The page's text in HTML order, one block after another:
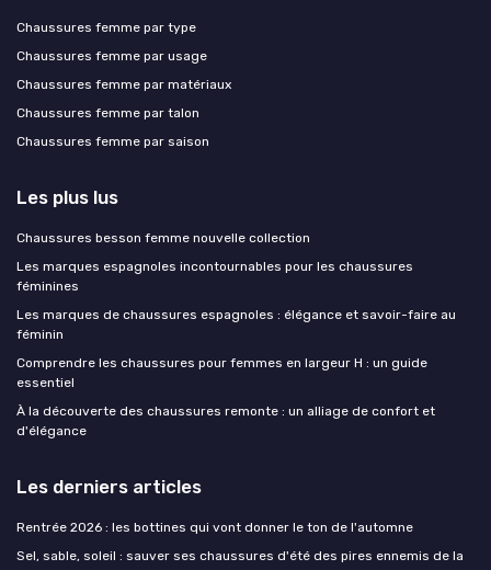
Chaussures femme par type
Chaussures femme par usage
Chaussures femme par matériaux
Chaussures femme par talon
Chaussures femme par saison
Les plus lus
Chaussures besson femme nouvelle collection
Les marques espagnoles incontournables pour les chaussures
féminines
Les marques de chaussures espagnoles : élégance et savoir-faire au
féminin
Comprendre les chaussures pour femmes en largeur H : un guide
essentiel
À la découverte des chaussures remonte : un alliage de confort et
d'élégance
Les derniers articles
Rentrée 2026 : les bottines qui vont donner le ton de l'automne
Sel, sable, soleil : sauver ses chaussures d'été des pires ennemis de la